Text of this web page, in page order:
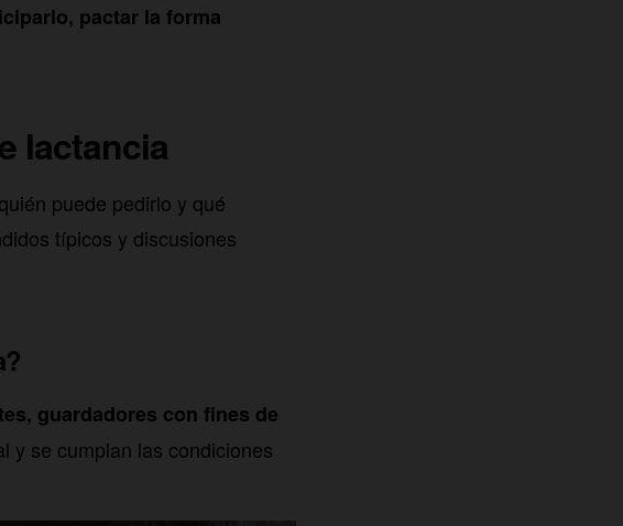
pactar la forma
lactancia
puede pedirlo y qué
típicos y discusiones
guardadores con fines de
y se cumplan las condiciones